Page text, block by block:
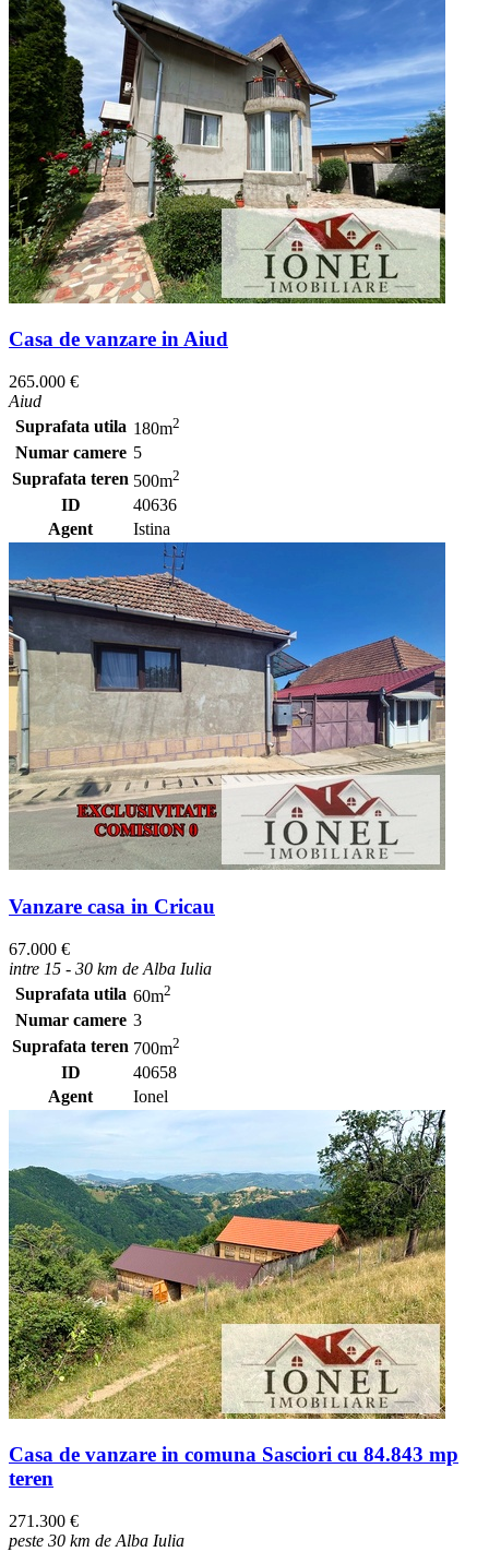
Casa de vanzare in Aiud
265.000 €
Aiud
Suprafata utila 180m2
Numar camere 5
Suprafata teren 500m2
ID
40636
Agent
Istina
Vanzare casa in Cricau
67.000 €
intre 15 - 30 km de Alba Iulia
Suprafata utila 60m2
Numar camere 3
Suprafata teren 700m2
ID
40658
Agent
Ionel
Casa de vanzare in comuna Sasciori cu 84.843 mp
teren
271.300 €
peste 30 km de Alba Iulia